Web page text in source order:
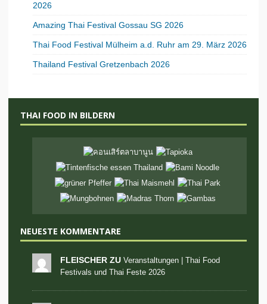
2026
Amazing Thai Festival Gossau SG 2026
Thai Food Festival Mülheim a.d. Ruhr am 29. März 2026
Thailand Festival Gretzenbach 2026
THAI FOOD IN BILDERN
NEUESTE KOMMENTARE
FLEISCHER ZU Veranstaltungen | Thai Food
Festivals und Thai Feste 2026